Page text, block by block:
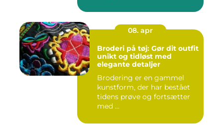
08. apr
Broderi på tøj: Gør dit outfit
unikt og tidløst med
elegante detaljer
Brodering er en gammel
kunstform, der har bestået
tidens prøve og fortsætter
med ...